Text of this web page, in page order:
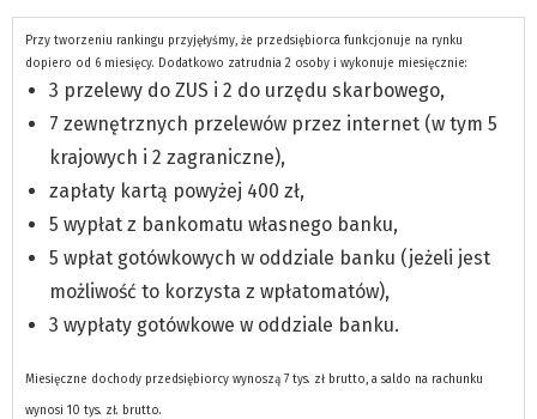
Przy tworzeniu rankingu przyjęłyśmy, że przedsiębiorca funkcjonuje na rynku
dopiero od 6 miesięcy. Dodatkowo zatrudnia 2 osoby i wykonuje miesięcznie:
3 przelewy do ZUS i 2 do urzędu skarbowego,
7 zewnętrznych przelewów przez internet (w tym 5
krajowych i 2 zagraniczne),
zapłaty kartą powyżej 400 zł,
5 wypłat z bankomatu własnego banku,
5 wpłat gotówkowych w oddziale banku (jeżeli jest
możliwość to korzysta z wpłatomatów),
3 wypłaty gotówkowe w oddziale banku.
Miesięczne dochody przedsiębiorcy wynoszą 7 tys. zł brutto, a saldo na rachunku
wynosi 10 tys. zł. brutto.